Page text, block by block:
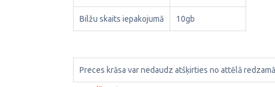
Bilžu skaits iepakojumā 10gb
Preces krāsa var nedaudz atšķirties no attēlā